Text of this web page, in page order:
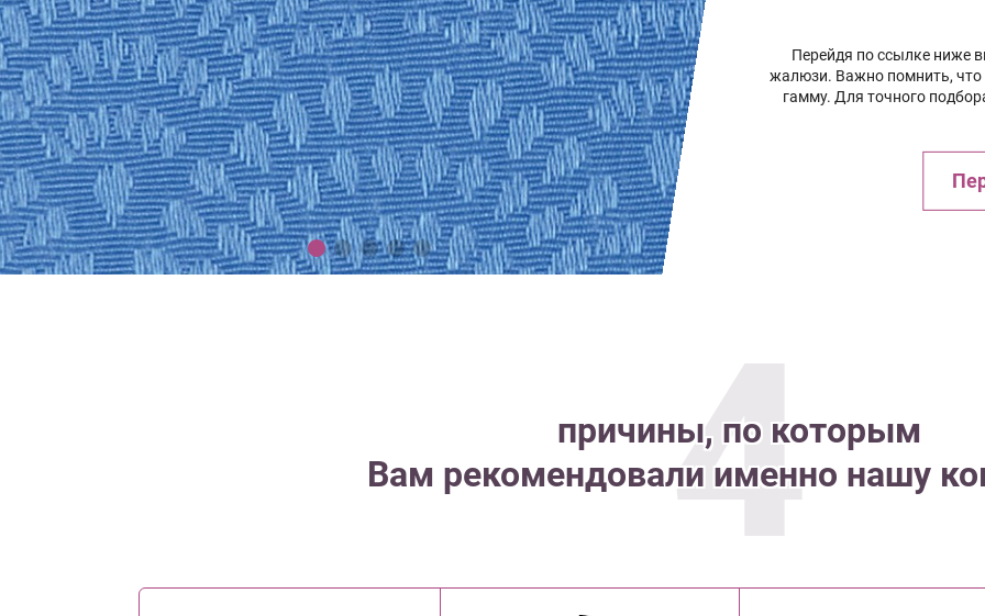
Перейдя по ссылке ниже
жалюзи. Важно помнить, что
гамму. Для точного
4
причины, по которым
Вам рекомендовали именно нашу